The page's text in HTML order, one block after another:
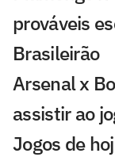
prováveis
Brasileirão
Arsenal x
assistir ao
Jogos de